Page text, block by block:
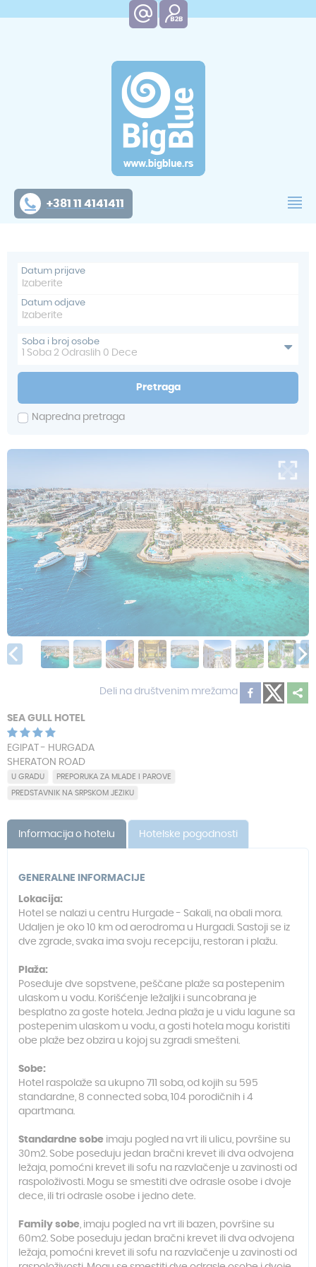
+381 11 4141411
Datum prijave
Datum odjave
Soba i broj osobe
Soba 2 Odraslih 0 Dece
Pretraga
Napredna pretraga
Deli na društvenim mrežama
SEA GULL HOTEL
EGIPAT - HURGADA
SHERATON ROAD
U GRADU PREPORUKA ZA MLADE I PAROVE
PREDSTAVNIK NA SRPSKOM JEZIKU
Informacija o hotelu Hotelske pogodnosti
GENERALNE INFORMACIJE
Lokacija:
Hotel se nalazi u centru Hurgade - Sakali, na obali mora.
Udaljen je oko 10 km od aerodroma u Hurgadi. Sastoji se iz
dve zgrade, svaka ima svoju recepciju, restoran i plažu.
Plaža:
Poseduje dve sopstvene, peščane plaže sa postepenim
ulaskom u vodu. Korišćenje ležaljki i suncobrana je
besplatno za goste hotela. Jedna plaža je u vidu lagune sa
postepenim ulaskom u vodu, a gosti hotela mogu koristiti
obe plaže bez obzira u kojoj su zgradi smešteni.
Sobe:
Hotel raspolaže sa ukupno 711 soba, od kojih su 595
standardne, 8 connected soba, 104 porodičnih i 4
apartmana.
Standardne sobe imaju pogled na vrt ili ulicu, površine su
30m2. Sobe poseduju jedan bračni krevet ili dva odvojena
ležaja, pomoćni krevet ili sofu na razvlačenje u zavinosti od
raspoloživosti. Mogu se smestiti dve odrasle osobe i dvoje
dece, ili tri odrasle osobe i jedno dete.
Family sobe, imaju pogled na vrt ili bazen, površine su
60m2. Sobe poseduju jedan bračni krevet ili dva odvojena
ležaja, pomoćni krevet ili sofu na razvlačenje u zavinosti od